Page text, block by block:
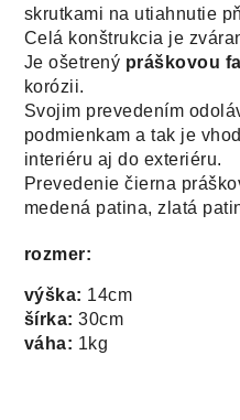
skrutkami na utiahnutie
Celá konštrukcia je
Je ošetrený práškovou
korózii.
Svojim prevedením
podmienkam a tak je
interiéru aj do exteriéru.
Prevedenie čierna
medená patina, zlatá
rozmer:
výška: 14cm
šírka: 30cm
váha: 1kg